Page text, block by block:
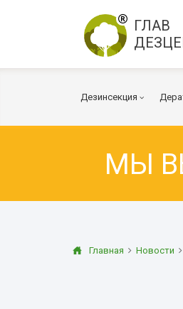
ГЛАВ
Дезинсекция
Тараканы
МЫ
Главная Новости